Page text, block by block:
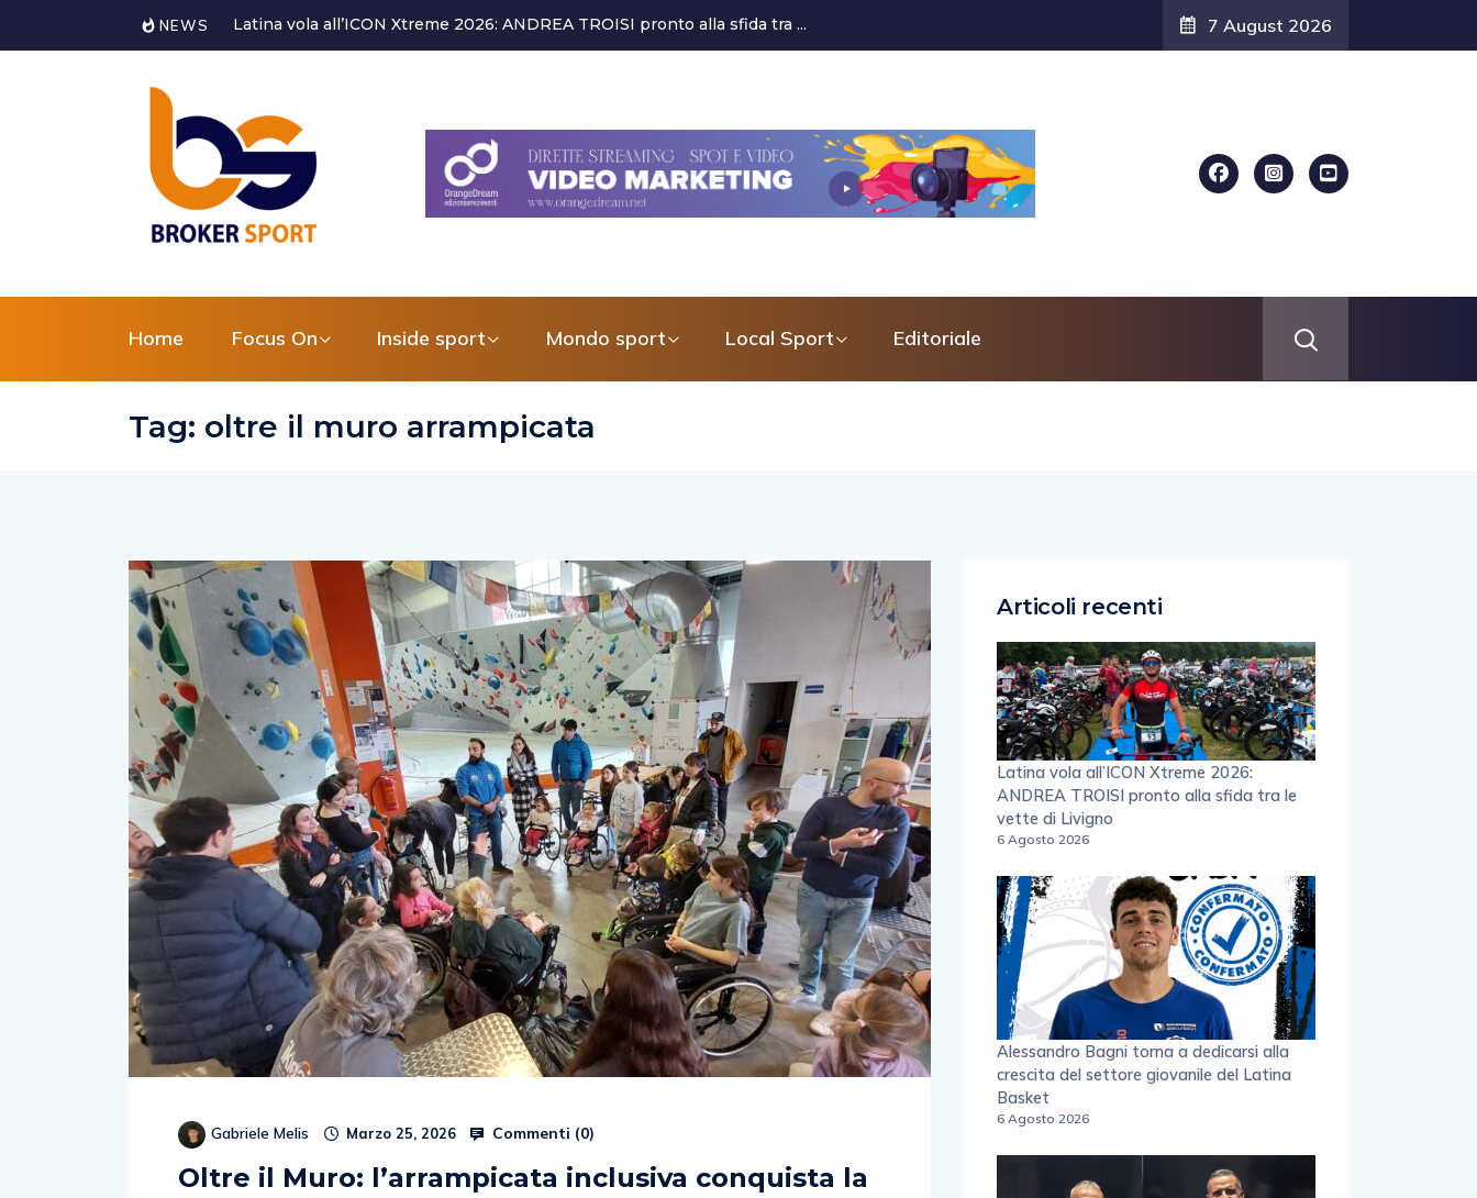
NEWS
Latina vola all’ICON Xtreme 2026: ANDREA TROISI pronto alla sfida tra ...Alessandro Bagni torna a dedicarsi alla crescita del settore giovanile... 7 August 2026
Home Focus On Inside sport Mondo sport Local Sport Editoriale
Tag: oltre il muro arrampicata
Gabriele Melis Marzo 25, 2026 Commenti (0)
Oltre il Muro: l’arrampicata inclusiva conquista la
Articoli recenti
Latina vola all’ICON Xtreme 2026:
ANDREA TROISI pronto alla sfida tra le
vette di Livigno
6 Agosto 2026
Alessandro Bagni torna a dedicarsi alla
crescita del settore giovanile del Latina
Basket
6 Agosto 2026